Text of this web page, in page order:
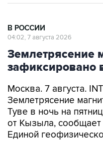
В РОССИИ
04:02, 7 августа 2026
Землетрясение
зафиксировано
Москва. 7 августа.
Землетрясение
Туве в ночь на
от Кызыла,
Единой